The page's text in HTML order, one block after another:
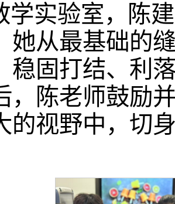
学实验室，陈
她从最基础的
稳固打结、利
，陈老师鼓励
的视野中，切